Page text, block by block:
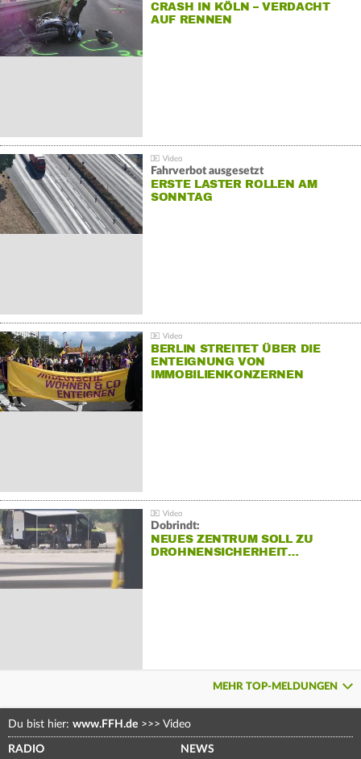
CRASH IN KÖLN – VERDACHT
AUF RENNEN
Fahrverbot ausgesetzt
ERSTE LASTER ROLLEN AM
SONNTAG
BERLIN STREITET ÜBER DIE
ENTEIGNUNG VON
IMMOBILIENKONZERNEN
Dobrindt:
NEUES ZENTRUM SOLL ZU
DROHNENSICHERHEIT…
MEHR TOP-MELDUNGEN
Du bist hier: www.FFH.de >>> Video
RADIO NEWS